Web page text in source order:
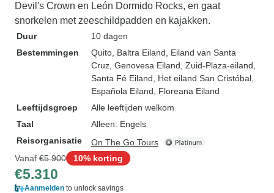
Devil's Crown en León Dormido Rocks, en gaat
snorkelen met zeeschildpadden en kajakken.
Duur
10 dagen
Bestemmingen
Quito , Baltra Eiland , Eiland van Santa
Cruz , Genovesa Eiland , Zuid-Plaza-eiland
Santa Fé Eiland , Het eiland San Cristóbal
Española Eiland , Floreana Eiland
Leeftijdsgroep
Alle leeftijden welkom
Taal
Alleen: Engels
Reisorganisatie
On The Go Tours
Vanaf €5.900 10% korting
€5.310
Aanmelden to unlock savings